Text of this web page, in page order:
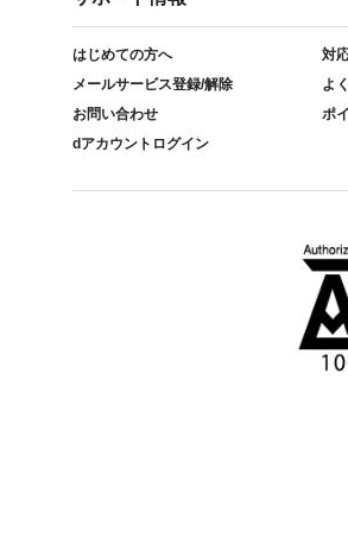
はじめての方へ
対
メールサービス登録/解除
よ
お問い合わせ
ポ
dアカウントログイン